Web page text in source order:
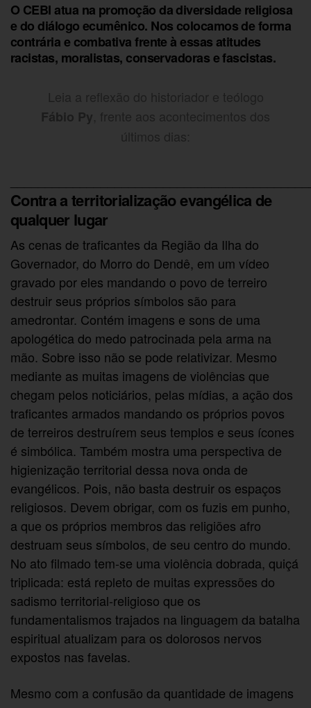
O CEBI atua na promoção da diversidade religiosa
e do diálogo ecumênico. Nos colocamos de forma
contrária e combativa frente à essas atitudes
racistas, moralistas, conservadoras e fascistas.
Leia a reflexão do historiador e teólogo
Fábio Py , frente aos acontecimentos dos
últimos dias:
Contra a territorialização evangélica de
qualquer lugar
As cenas de traficantes da Região da Ilha do
Governador, do Morro do Dendê, em um vídeo
gravado por eles mandando o povo de terreiro
destruir seus próprios símbolos são para
amedrontar. Contém imagens e sons de uma
apologética do medo patrocinada pela arma na
mão. Sobre isso não se pode relativizar. Mesmo
mediante as muitas imagens de violências que
chegam pelos noticiários, pelas mídias, a ação dos
traficantes armados mandando os próprios povos
de terreiros destruírem seus templos e seus ícones
é simbólica. Também mostra uma perspectiva de
higienização territorial dessa nova onda de
evangélicos. Pois, não basta destruir os espaços
religiosos. Devem obrigar, com os fuzis em punho,
a que os próprios membros das religiões afro
destruam seus símbolos, de seu centro do mundo.
No ato filmado tem-se uma violência dobrada, quiçá
triplicada: está repleto de muitas expressões do
sadismo territorial-religioso que os
fundamentalismos trajados na linguagem da batalha
espiritual atualizam para os dolorosos nervos
expostos nas favelas.
Mesmo com a confusão da quantidade de imagens